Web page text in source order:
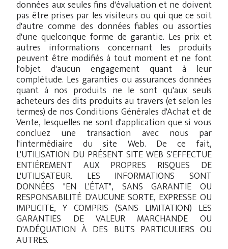
données aux seules fins d'évaluation et ne doivent
pas être prises par les visiteurs ou qui que ce soit
d'autre comme des données fiables ou assorties
d'une quelconque forme de garantie. Les prix et
autres informations concernant les produits
peuvent être modifiés à tout moment et ne font
l'objet d'aucun engagement quant à leur
complétude. Les garanties ou assurances données
quant à nos produits ne le sont qu'aux seuls
acheteurs des dits produits au travers (et selon les
termes) de nos Conditions Générales d'Achat et de
Vente, lesquelles ne sont d'application que si vous
concluez une transaction avec nous par
l'intermédiaire du site Web. De ce fait,
L'UTILISATION DU PRÉSENT SITE WEB S'EFFECTUE
ENTIÈREMENT AUX PROPRES RISQUES DE
L'UTILISATEUR. LES INFORMATIONS SONT
DONNÉES "EN L'ÉTAT", SANS GARANTIE OU
RESPONSABILITÉ D'AUCUNE SORTE, EXPRESSE OU
IMPLICITE, Y COMPRIS (SANS LIMITATION) LES
GARANTIES DE VALEUR MARCHANDE OU
D'ADÉQUATION À DES BUTS PARTICULIERS OU
AUTRES.